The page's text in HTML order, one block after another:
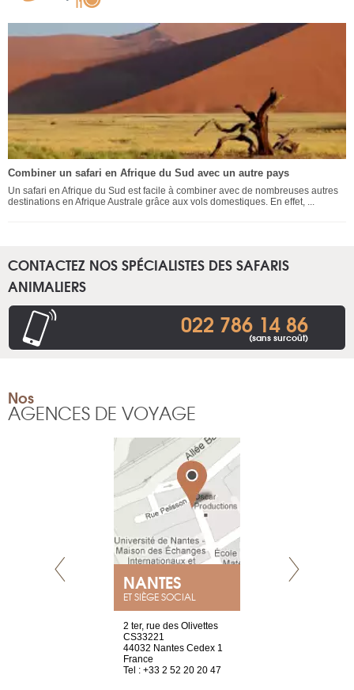
Combiner un safari en Afrique du Sud avec un autre pays
Un safari en Afrique du Sud est facile à combiner avec de nombreuses autres
destinations en Afrique Australe grâce aux vols domestiques. En effet, ...
CONTACTEZ NOS SPÉCIALISTES DES SAFARIS
ANIMALIERS
022 786 14 86
(sans surcoût)
Nos
AGENCES DE VOYAGE
NANTES
ET SIÈGE SOCIAL
2 ter, rue des Olivettes
CS33221
44032 Nantes Cedex 1
France
Tel : +33 2 52 20 20 47